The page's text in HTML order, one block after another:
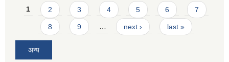
Pages
1 2 3 4 5 6 7
8 9 … next › last »
अन्य